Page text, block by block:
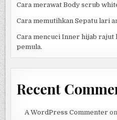
Cara merawat Body scrub
Cara memutihkan Sepatu lari
Cara mencuci Inner hijab rajut
pemula.
Recent
A WordPress Commenter on